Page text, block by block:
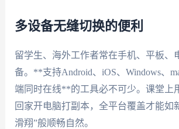
多设备无缝切换的便利
留学生、海外工作者常在手机、平板、
备。**支持Android、iOS、Windows、
端同时在线**的工具必不可少。课堂上
回家开电脑打副本，全平台覆盖才能如
滑翔”般顺畅自然。